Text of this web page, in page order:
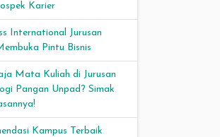
Karier
International Jurusan
Pintu Bisnis
Mata Kuliah di Jurusan
Pangan Unpad? Simak
Kampus Terbaik